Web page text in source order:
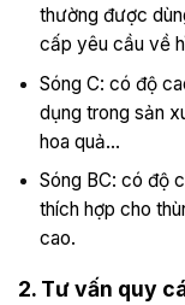
thường được
cấp yêu cầu về
Sóng C: có độ
dụng trong sản
hoa quả…
Sóng BC: có độ
thích hợp cho
cao.
2. Tư vấn quy